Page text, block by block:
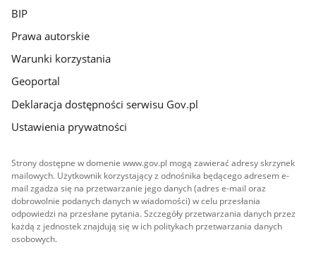
BIP
Prawa autorskie
Warunki korzystania
Geoportal
Deklaracja dostępności serwisu Gov.pl
Ustawienia prywatności
Strony dostępne w domenie www.gov.pl mogą zawierać adresy skrzynek
mailowych. Użytkownik korzystający z odnośnika będącego adresem e-
mail zgadza się na przetwarzanie jego danych (adres e-mail oraz
dobrowolnie podanych danych w wiadomości) w celu przesłania
odpowiedzi na przesłane pytania. Szczegóły przetwarzania danych przez
każdą z jednostek znajdują się w ich politykach przetwarzania danych
osobowych.